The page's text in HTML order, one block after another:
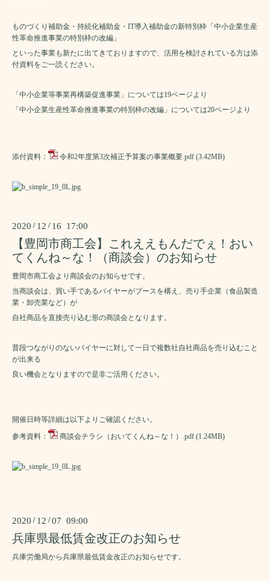
ものづくり補助金・持続化補助金・ IT導入補助金の新特別枠「中小企業生産
性革命推進事業の特別枠の改編」
といった事業も新たに出てきておりますので、活用を検討されている方は添
付資料をご一読ください。
「中小企業等事業再構築促進事業」については19ページより
「中小企業生産性革命推進事業の特別枠の改編」については20ページより
添付資料： 令和2年度第3次補正予算案の事業概要.pdf (3.42MB)
2020 / 12 / 16 17:00
【豊岡市商工会】これええもんだでぇ！おい
てくんね～な！（商談会）のお知らせ
豊岡市商工会より商談会のお知らせです。
当商談会は、買い手であるバイヤーがブースを構え、売り手企業（食品製造
業・卸売業など）が
自社商品を直接売り込む形の商談会となります。
普段つながりのないバイヤーに対して一日で複数社自社商品を売り込むこと
が出来る
良い機会となりますので是非ご活用ください。
開催日時等詳細は以下よりご確認ください。
参考資料：
商談会チラシ（おいてくんね～な！）.pdf (1.24MB)
2020 / 12 /07 09:00
兵庫県最低賃金改正のお知らせ
兵庫労働局から兵庫県最低賃金改正のお知らせです。